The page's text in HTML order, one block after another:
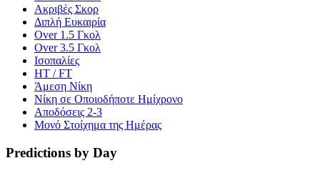
Ακριβές Σκορ
Διπλή Ευκαιρία
Over 1.5 Γκολ
Over 3.5 Γκολ
Ισοπαλίες
HT / FT
Άμεση Νίκη
Νίκη σε Οποιοδήποτε Ημίχρονο
Αποδόσεις 2-3
Μονό Στοίχημα της Ημέρας
Predictions by Day